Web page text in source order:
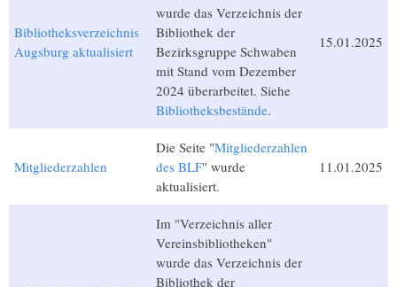
Bibliotheksverzeichnis
Augsburg aktualisiert
wurde das Verzeichnis der
Bibliothek der
Bezirksgruppe Schwaben
mit Stand vom Dezember
2024 überarbeitet. Siehe
Bibliotheksbestände.
15.01.2025
Mitgliederzahlen
Die Seite "Mitgliederzahlen
des BLF" wurde
aktualisiert.
11.01.2025
Im "Verzeichnis aller
Vereinsbibliotheken"
wurde das Verzeichnis der
Bibliothek der